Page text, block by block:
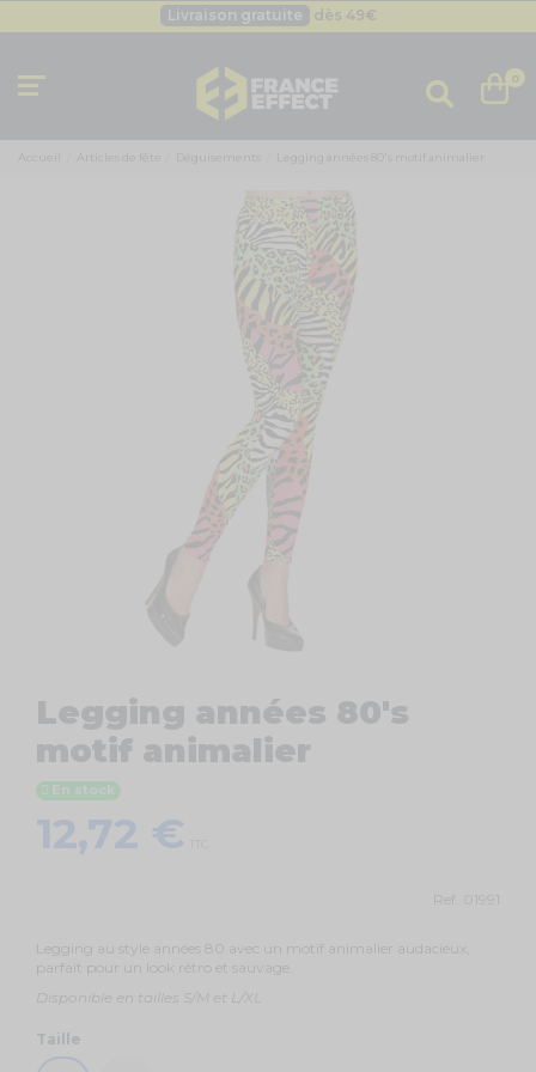
Livraison gratuite dès 49€
Livraison gratuite dès 49 0
Accueil Articles de fête Déguisements Legging années 80's motif animalier
Legging années 80's
motif animalier
En stock
12,72 €
Ref. 01991
Legging au style années 80 avec un motif animalier audacieux,
parfait pour un look rétro et sauvage.
Disponible en tailles S/M et L/XL
Taille